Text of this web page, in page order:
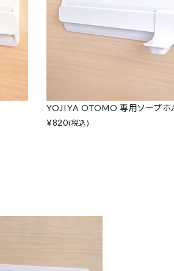
YOJIYA OTOMO 専用ソープホ
¥820(税込)